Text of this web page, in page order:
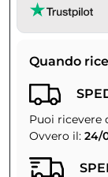
Quando
Puoi ricevere
Ovvero il: 24/